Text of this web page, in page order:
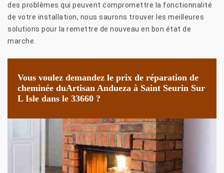
des problèmes qui peuvent compromettre la fonctionnalité
de votre installation, nous saurons trouver les meilleures
solutions pour la remettre de nouveau en bon état de
marche.
Vous voulez demandez le prix de réparation de
cheminée duArtisan Andueza à Saint Seurin Sur
L Isle dans le 33660 ?